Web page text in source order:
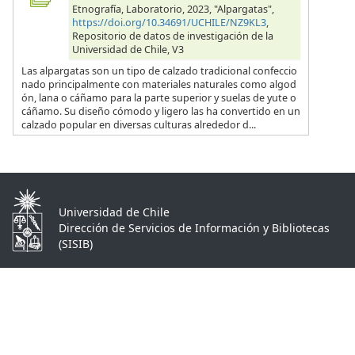
Etnografía, Laboratorio, 2023, "Alpargatas",
https://doi.org/10.34691/UCHILE/NZ9KL3,
Repositorio de datos de investigación de la
Universidad de Chile, V3
Las alpargatas son un tipo de calzado tradicional confeccio
nado principalmente con materiales naturales como algod
ón, lana o cáñamo para la parte superior y suelas de yute o
cáñamo. Su diseño cómodo y ligero las ha convertido en un
calzado popular en diversas culturas alrededor d...
Universidad de Chile
Dirección de Servicios de Información y Bibliotecas
(SISIB)